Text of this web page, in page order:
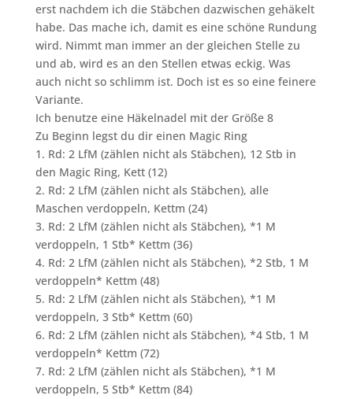
erst nachdem ich die Stäbchen dazwischen gehäkelt
habe. Das mache ich, damit es eine schöne Rundung
wird. Nimmt man immer an der gleichen Stelle zu
und ab, wird es an den Stellen etwas eckig. Was
auch nicht so schlimm ist. Doch ist es so eine feinere
Variante.
Ich benutze eine Häkelnadel mit der Größe 8
Zu Beginn legst du dir einen Magic Ring
1. Rd: 2 LfM (zählen nicht als Stäbchen), 12 Stb in
den Magic Ring, Kett (12)
2. Rd: 2 LfM (zählen nicht als Stäbchen), alle
Maschen verdoppeln, Kettm (24)
3. Rd: 2 LfM (zählen nicht als Stäbchen), *1 M
verdoppeln, 1 Stb* Kettm (36)
4. Rd: 2 LfM (zählen nicht als Stäbchen), *2 Stb, 1 M
verdoppeln* Kettm (48)
5. Rd: 2 LfM (zählen nicht als Stäbchen), *1 M
verdoppeln, 3 Stb* Kettm (60)
6. Rd: 2 LfM (zählen nicht als Stäbchen), *4 Stb, 1 M
verdoppeln* Kettm (72)
7. Rd: 2 LfM (zählen nicht als Stäbchen), *1 M
verdoppeln, 5 Stb* Kettm (84)